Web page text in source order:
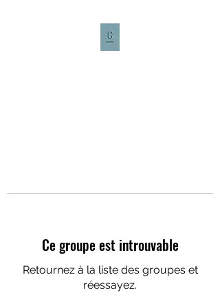
Ce groupe est introuvable
Retournez à la liste des groupes et
réessayez.